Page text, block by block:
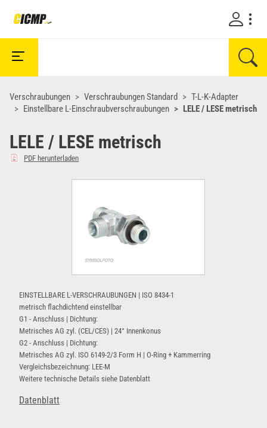
Verschraubungen Verschraubungen Standard
T-L-K-Adapter
Einstellbare L-Einschraubverschraubungen
LELE / LESE metrisch
LELE / LESE metrisch
PDF herunterladen
EINSTELLBARE L-VERSCHRAUBUNGEN | ISO 8434-1
metrisch flachdichtend einstellbar
G1 - Anschluss | Dichtung:
Metrisches AG zyl. (CEL/CES) | 24° Innenkonus
G2 - Anschluss | Dichtung:
Metrisches AG zyl. ISO 6149-2/3 Form H | O-Ring + Kammerring
Vergleichsbezeichnung: LEE-M
Weitere technische Details siehe Datenblatt
Datenblatt